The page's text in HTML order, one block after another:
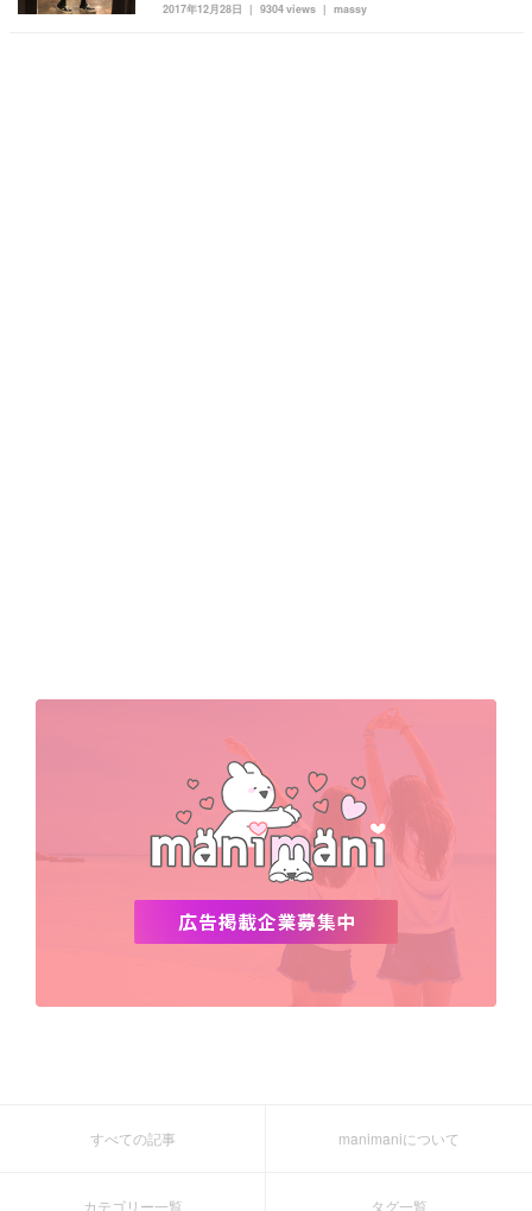
2017年12月28日 massy
9304 views
すべての記事 manimaniについて
カテゴリー一覧 タグ一覧